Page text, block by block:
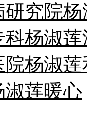
究院
杨淑莲
杨淑莲
淑莲暖心